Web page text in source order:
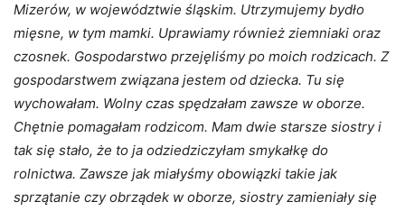
Mizerów, w województwie śląskim. Utrzymujemy bydło
mięsne, w tym mamki. Uprawiamy również ziemniaki oraz
czosnek. Gospodarstwo przejęliśmy po moich rodzicach. Z
gospodarstwem związana jestem od dziecka. Tu się
wychowałam. Wolny czas spędzałam zawsze w oborze.
Chętnie pomagałam rodzicom. Mam dwie starsze siostry i
tak się stało, że to ja odziedziczyłam smykałkę do
rolnictwa. Zawsze jak miałyśmy obowiązki takie jak
sprzątanie czy obrządek w oborze, siostry zamieniały się